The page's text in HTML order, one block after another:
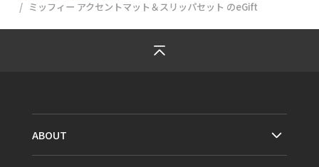
ミッフィー アクセントマット＆スリッパセット のeGift
ABOUT